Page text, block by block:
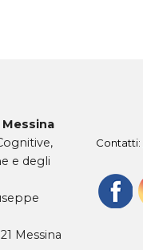
e degli
Messina
Contatti: